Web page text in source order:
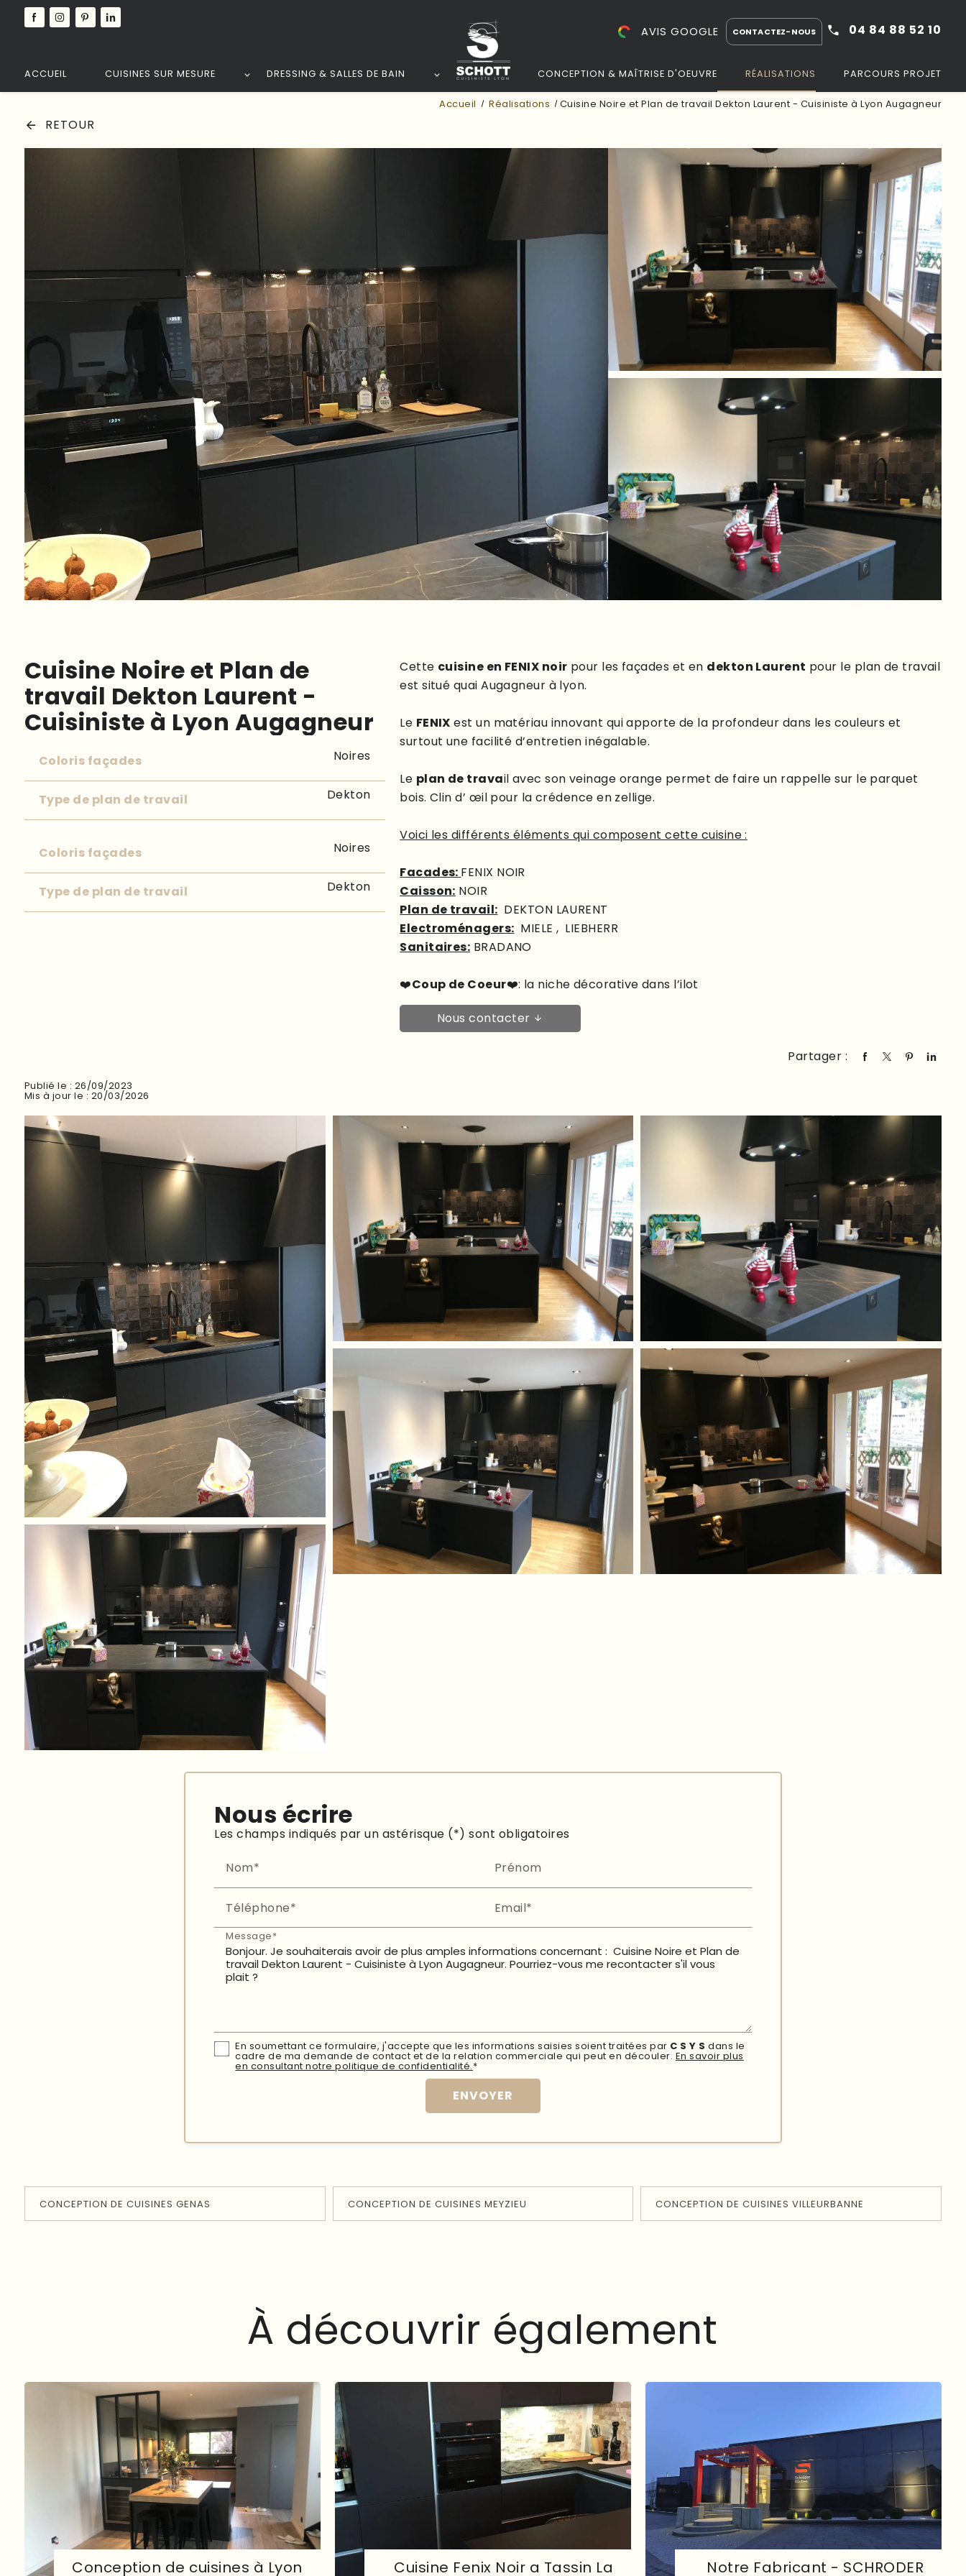
ACCUEIL CUISINES SUR MESURE DRESSING & SALLES DE BAIN
AVIS GOOGLE CONTACTEZ-NOUS 04 84 88 52 10
CONCEPTION & MAÎTRISE D'OEUVRE RÉALISATIONS PARCOURS PROJET
Accueil Réalisations Cuisine Noire et Plan de travail Dekton Laurent - Cuisiniste à Lyon Augagneur
RETOUR
Cuisine Noireet Plan de
travail Dekton Laurent -
Cuisiniste à Lyon Augagneur
Coloris façades Noires
Type de plan de travail Dekton
Coloris façades Noires
Type de plan de travail Dekton
Cette cuisine en FENIX noir pour les façades et en dekton Laurent pour le plan de travail
est situé quai Augagneur à lyon.
Le FENIX est un matériau innovant qui apporte de la profondeur dans les couleurs et
surtout une facilité d’entretien inégalable.
Le plan de travail avec son veinage orange permet de faire un rappelle sur le parquet
bois. Clin d’ œil pour la crédence en zellige.
Voici les différents éléments qui composent cette cuisine :
Facades: FENIX NOIR
Caisson: NOIR
Plan de travail: DEKTON LAURENT
Electroménagers: MIELE , LIEBHERR
Sanitaires: BRADANO
❤️Coup de Coeur❤️: la niche décorative dans l’ilot
Nous contacter
Partager :
Publié le : 26/09/2023
Mis à jour le : 20/03/2026
Nous écrire
Les champs indiqués par un astérisque (*) sont obligatoires
Nom* Prénom
Téléphone* Email*
Message*
En soumettant ce formulaire, j'accepte que les informations saisies soient traitées par C S Y S dans le
cadre de ma demande de contact et de la relation commerciale qui peut en découler. En savoir plus
en consultant notre politique de confidentialité.*
CONCEPTION DE CUISINES GENAS CONCEPTION DE CUISINES MEYZIEU CONCEPTION DE CUISINES VILLEURBANNE
À découvrir également
Conception de cuisines à Lyon Cuisine Fenix Noir a Tassin La Notre Fabricant - SCHRODER
Panneau de gestion des cookies